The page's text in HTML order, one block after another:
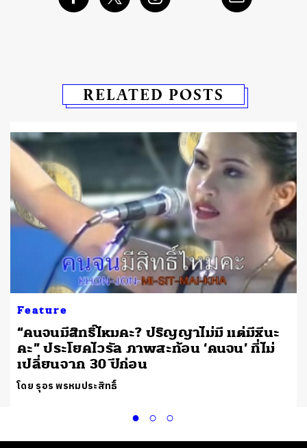
RELATED POSTS
Feature
“คนจนมีสิทธิ์ไหมคะ? ปริญญาไม่มี แต่มีxีนะ
คะ” ประโยคไวรัล ภาพสะท้อน ‘คนจน’ ที่ไม่
เปลี่ยนจาก 30 ปีก่อน
โดย รุอร พรหมประสิทธิ์